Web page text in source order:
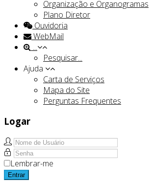
Organização e Organogramas
Plano Diretor
Ouvidoria
WebMail
...
Pesquisar...
Ajuda
Carta de Serviços
Mapa do Site
Perguntas Frequentes
Logar
Lembrar-me
Entrar